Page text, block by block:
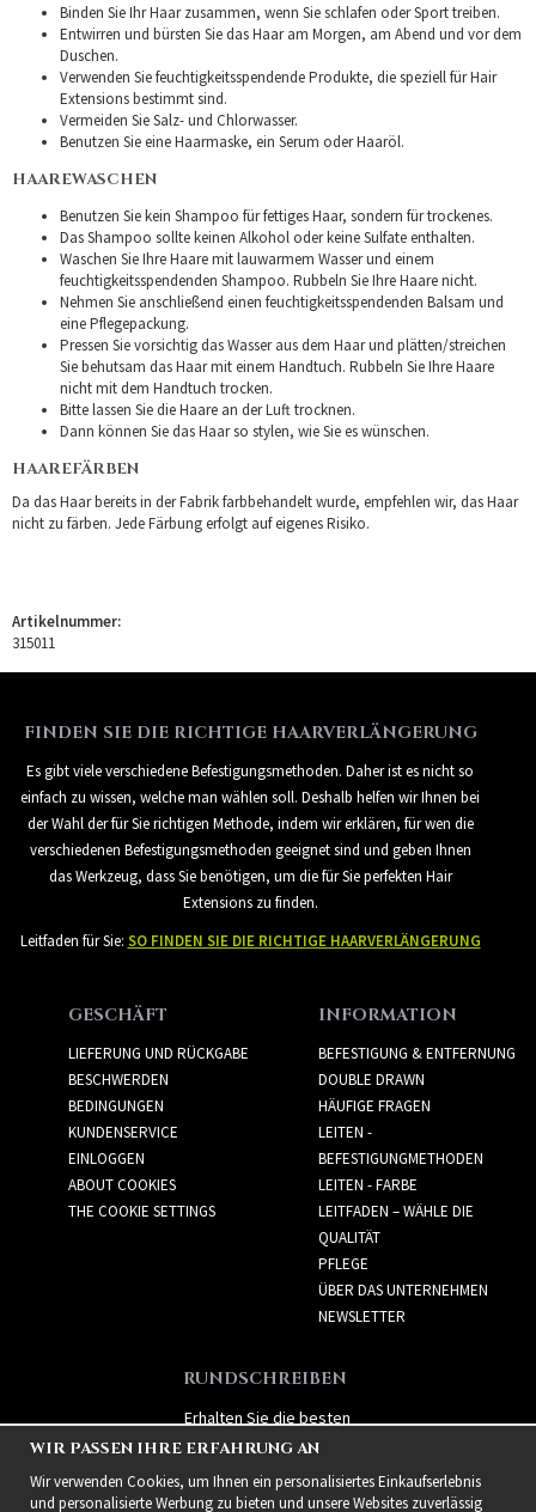
Binden Sie Ihr Haar zusammen, wenn Sie schlafen oder Sport treiben.
Entwirren und bürsten Sie das Haar am Morgen, am Abend und vor dem
Duschen.
Verwenden Sie feuchtigkeitsspendende Produkte, die speziell für Hair
Extensions bestimmt sind.
Vermeiden Sie Salz- und Chlorwasser.
Benutzen Sie eine Haarmaske, ein Serum oder Haaröl.
HAAREWASCHEN
Benutzen Sie kein Shampoo für fettiges Haar, sondern für trockenes.
Das Shampoo sollte keinen Alkohol oder keine Sulfate enthalten.
Waschen Sie Ihre Haare mit lauwarmem Wasser und einem
feuchtigkeitsspendenden Shampoo. Rubbeln Sie Ihre Haare nicht.
Nehmen Sie anschließend einen feuchtigkeitsspendenden Balsam und
eine Pflegepackung.
Pressen Sie vorsichtig das Wasser aus dem Haar und plätten/streichen
Sie behutsam das Haar mit einem Handtuch. Rubbeln Sie Ihre Haare
nicht mit dem Handtuch trocken.
Bitte lassen Sie die Haare an der Luft trocknen.
Dann können Sie das Haar so stylen, wie Sie es wünschen.
HAAREFÄRBEN
Da das Haar bereits in der Fabrik farbbehandelt wurde, empfehlen wir, das Haar
nicht zu färben. Jede Färbung erfolgt auf eigenes Risiko.
Artikelnummer:
315011
FINDEN SIE DIE RICHTIGE HAARVERLÄNGERUNG
Es gibt viele verschiedene Befestigungsmethoden. Daher ist es nicht so
einfach zu wissen, welche man wählen soll. Deshalb helfen wir Ihnen bei
der Wahl der für Sie richtigen Methode, indem wir erklären, für wen die
verschiedenen Befestigungsmethoden geeignet sind und geben Ihnen
das Werkzeug, dass Sie benötigen, um die für Sie perfekten Hair
Extensions zu finden.
Leitfaden für Sie: SO FINDEN SIE DIE RICHTIGE HAARVERLÄNGERUNG
GESCHÄFT
LIEFERUNG UND RÜCKGABE
BESCHWERDEN
BEDINGUNGEN
KUNDENSERVICE
EINLOGGEN
ABOUT COOKIES
THE COOKIE SETTINGS
INFORMATION
BEFESTIGUNG & ENTFERNUNG
DOUBLE DRAWN
HÄUFIGE FRAGEN
LEITEN -
BEFESTIGUNGMETHODEN
LEITEN - FARBE
LEITFADEN – WÄHLE DIE
QUALITÄT
PFLEGE
ÜBER DAS UNTERNEHMEN
NEWSLETTER
RUNDSCHREIBEN
Erhalten Sie die besten
Angebote und spannende
neue Produkte!
WIR PASSEN IHRE ERFAHRUNG AN
Wir verwenden Cookies, um Ihnen ein personalisiertes Einkaufserlebnis
und personalisierte Werbung zu bieten und unsere Websites zuverlässig